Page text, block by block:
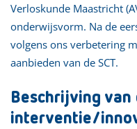
Verloskunde Maastricht
onderwijsvorm. Na de
volgens ons verbetering
aanbieden van de SCT.
Beschrijving van
interventie/